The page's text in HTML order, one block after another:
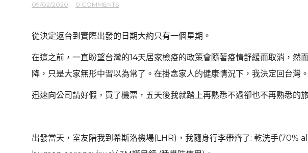
09/02/2020 0 COMMENTS
從決定返台到實際出發的日期大約只有一個星期。
在這之前，一直盼望台灣的14天居家檢疫的政策會隨著疫情舒緩而取消，然
降，只是大家無形中習以為常了。在掛念家人的健康情況下，我決定回台灣。
迅速向公司請好假，買了機票，五天後我就踏上再熟悉不過卻也不再熟悉的
出發當天，室友陪我到希斯洛機場(LHR)，我隨身行李帶齊了: 乾洗手(70%